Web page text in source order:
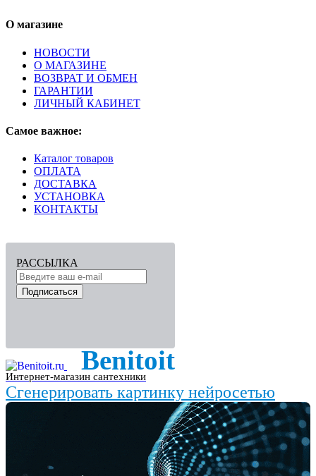
Фурнитура
Цвет
Дополнительно
Гарантия, лет
О магазине
НОВОСТИ
О МАГАЗИНЕ
ВОЗВРАТ И ОБМЕН
ГАРАНТИИ
ЛИЧНЫЙ КАБИНЕТ
Самое важное:
Каталог товаров
ОПЛАТА
ДОСТАВКА
УСТАНОВКА
КОНТАКТЫ
РАССЫЛКА
Подписаться
Benitoit
Интернет-магазин сантехники
Сгенерировать картинку нейросетью